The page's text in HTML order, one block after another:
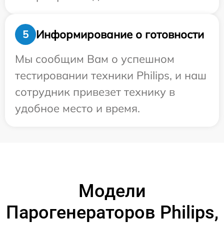
5
Информирование о готовности
Мы сообщим Вам о успешном
тестировании техники Philips, и наш
сотрудник привезет технику в
удобное место и время.
Модели
Парогенераторов Philips,